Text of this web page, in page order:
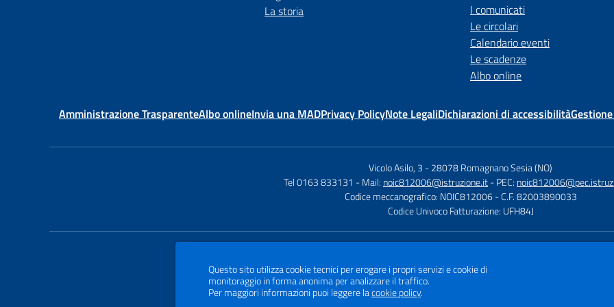
La storia
I comunicati
Le circolari
Calendario eventi
Le scadenze
Albo online
Amministrazione TrasparenteAlbo onlineInvia una MADPrivacy PolicyNote LegaliDichiarazioni di accessibilità
Vicolo Asilo, 3 -28078 Romagnano Sesia (NO)
Tel 0163 833131 - Mail: noic812006@istruzione.it- PEC:
Codice meccanografico: NOIC812006 - C.F. 82003890033
Codice Univoco Fatturazione: UFH84J
Sito
Questo sito utilizza cookie tecnici per erogare i propri servizi e cookie di
monitoraggio in forma anonima per analizzare il traffico.
Per maggiori informazioni puoi leggere lacookie policy.